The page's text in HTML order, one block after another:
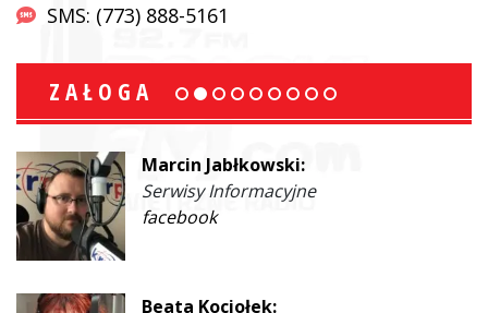
SMS: (773) 888-5161
ZAŁOGA
Marcin Jabłkowski:
Serwisy Informacyjne
facebook
Beata Kociołek: